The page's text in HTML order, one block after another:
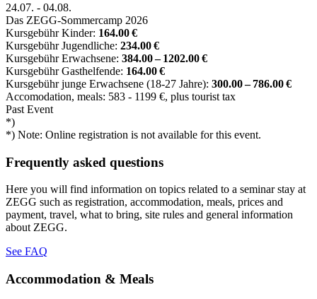
24.07. - 04.08.
Das ZEGG-Sommercamp 2026
Kursgebühr Kinder: 164.00 €
Kursgebühr Jugendliche: 234.00 €
Kursgebühr Erwachsene: 384.00 – 1202.00 €
Kursgebühr Gasthelfende: 164.00 €
Kursgebühr junge Erwachsene (18-27 Jahre): 300.00 – 786.00 €
Accomodation, meals: 583 - 1199 €, plus tourist tax
Past Event
*)
*) Note: Online registration is not available for this event.
Frequently asked questions
Here you will find information on topics related to a seminar stay at
ZEGG such as registration, accommodation, meals, prices and
payment, travel, what to bring, site rules and general information
about ZEGG.
See FAQ
Accommodation & Meals